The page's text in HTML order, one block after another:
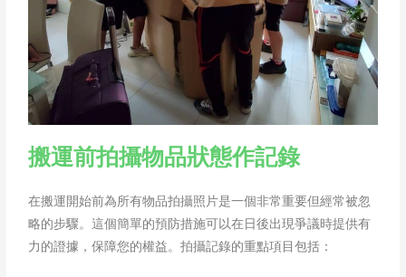
搬運前拍攝物品狀態作記錄
在搬運開始前為所有物品拍攝照片是一個非常重要但經常被忽
略的步驟。這個簡單的預防措施可以在日後出現爭議時提供有
力的證據，保障您的權益。拍攝記錄的重點項目包括：